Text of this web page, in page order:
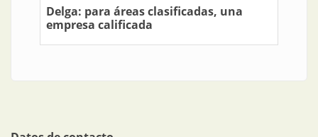
Delga: para áreas clasificadas, una
empresa calificada